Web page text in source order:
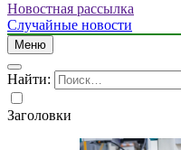
Новостная рассылка
Случайные новости
Меню
Найти:
Заголовки